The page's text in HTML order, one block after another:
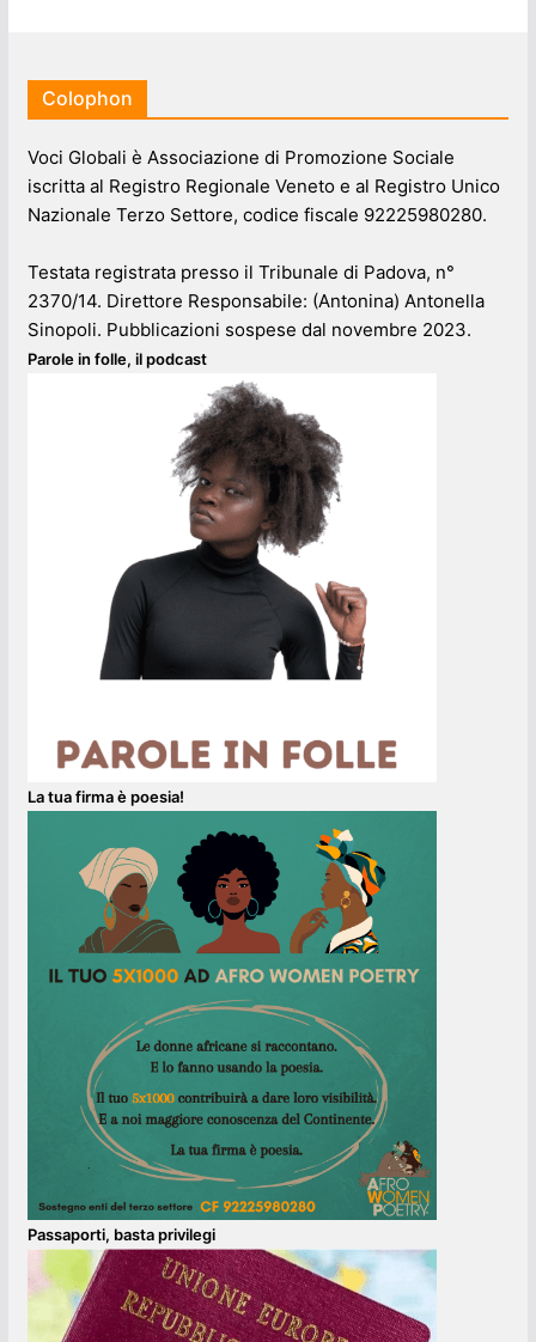
Colophon
Voci Globali è Associazione di Promozione Sociale
iscritta al Registro Regionale Veneto e al Registro Unico
Nazionale Terzo Settore, codice fiscale 92225980280.
Testata registrata presso il Tribunale di Padova, n°
2370/14. Direttore Responsabile: (Antonina) Antonella
Sinopoli. Pubblicazioni sospese dal novembre 2023.
Parole in folle, il podcast
La tua firma è poesia!
Passaporti, basta privilegi